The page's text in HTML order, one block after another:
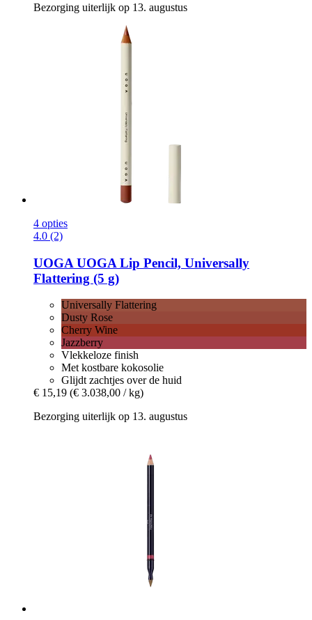
Bezorging uiterlijk op 13. augustus
4 opties
4.0 (2)
UOGA UOGA Lip Pencil, Universally
Flattering (5 g)
Universally Flattering
Dusty Rose
Cherry Wine
Jazzberry
Vlekkeloze finish
Met kostbare kokosolie
Glijdt zachtjes over de huid
€ 15,19 (€ 3.038,00 / kg)
Bezorging uiterlijk op 13. augustus